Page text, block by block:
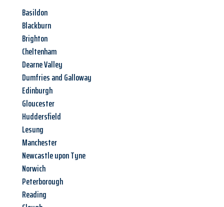
Basildon
Blackburn
Brighton
Cheltenham
Dearne Valley
Dumfries and Galloway
Edinburgh
Gloucester
Huddersfield
Lesung
Manchester
Newcastle upon Tyne
Norwich
Peterborough
Reading